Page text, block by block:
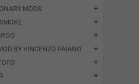
MODS add
add
add
BY VINCENZO PAIANO add
add
add